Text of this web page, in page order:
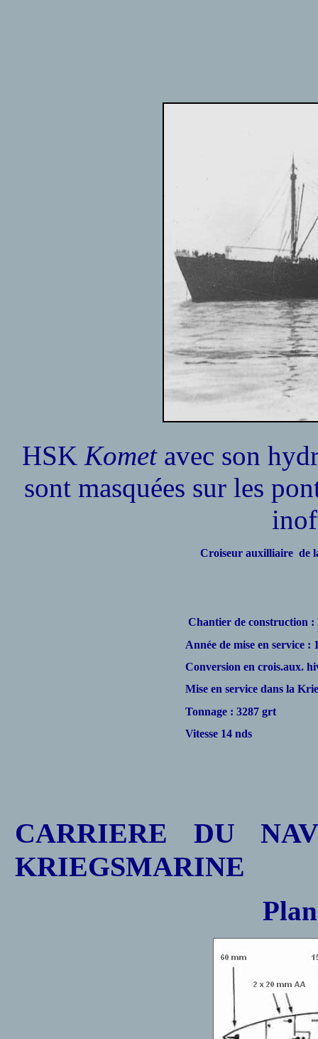
HSK Kometavec son
sont masquées sur les
Croiseur auxilliaire de
Chantier de construction :
Année de mise en service :
Conversion en crois.aux.
Mise en service dans la
Tonnage : 3287 grt
Vitesse 14 nds
CARRIERE DU
KRIEGSMARINE